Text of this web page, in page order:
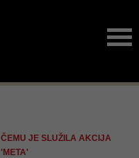
ČEMU JE SLUŽILA AKCIJA
'META'